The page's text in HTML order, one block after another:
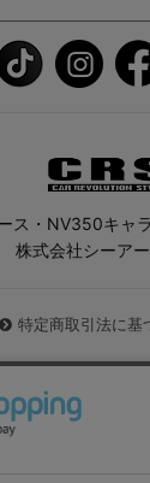
ス・NV350キャ
株式会社シーア
特定商取引法に基
イエース専門店CRS